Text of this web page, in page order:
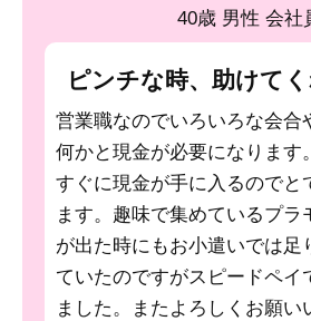
40歳 男性 会社
ピンチな時、助けてく
営業職なのでいろいろな会合
何かと現金が必要になります
すぐに現金が手に入るのでと
ます。趣味で集めているプラ
が出た時にもお小遣いでは
ていたのですがスピードペイ
ました。またよろしくお願い